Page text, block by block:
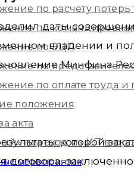
по расчету
по
по ЭЦП
по
по оплате труда
положения
акта
переход из ИП в
мероприятия
даты
владении и
Минфина
которой
договора,